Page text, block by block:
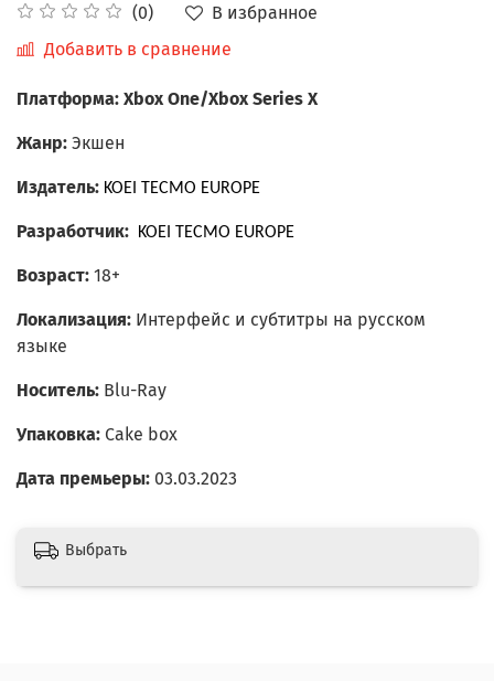
(0)
В избранное
Добавить в сравнение
Платформа: Xbox One/Xbox Series X
Жанр: Экшен
Издатель: KOEI TECMO EUROPE
Разработчик: KOEI TECMO EUROPE
Возраст: 18+
Локализация: Интерфейс и субтитры на русском
языке
Носитель: Blu-Ray
Упаковка: Cake box
Дата премьеры: 03.03.2023
Выбрать